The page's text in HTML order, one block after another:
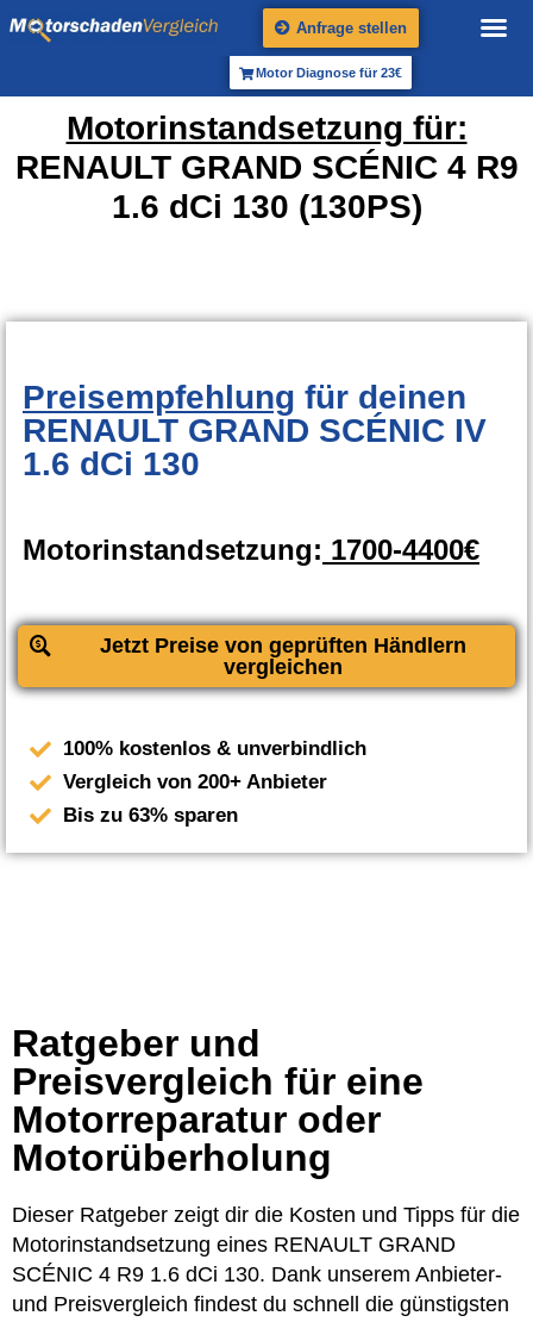
Anfrage stellen
Motor Diagnose für 23€
Motorinstandsetzung für:
RENAULT GRAND SCÉNIC 4 R9
1.6 dCi 130 (130PS)
Preisempfehlung für deinen
RENAULT GRAND SCÉNIC IV
1.6 dCi 130
Motorinstandsetzung: 1700-4400€
Jetzt Preise von geprüften Händlern
vergleichen
100% kostenlos & unverbindlich
Vergleich von 200+ Anbieter
Bis zu 63% sparen
Ratgeber und
Preisvergleich für eine
Motorreparatur oder
Motorüberholung
Dieser Ratgeber zeigt dir die Kosten und Tipps für die
Motorinstandsetzung eines RENAULT GRAND
SCÉNIC 4 R9 1.6 dCi 130. Dank unserem Anbieter-
und Preisvergleich findest du schnell die günstigsten